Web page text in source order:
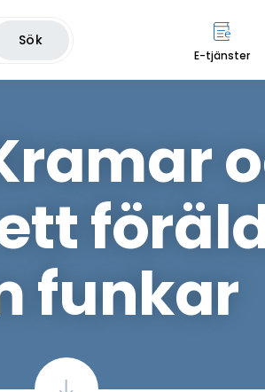
Sök
E-tjänster
funkar